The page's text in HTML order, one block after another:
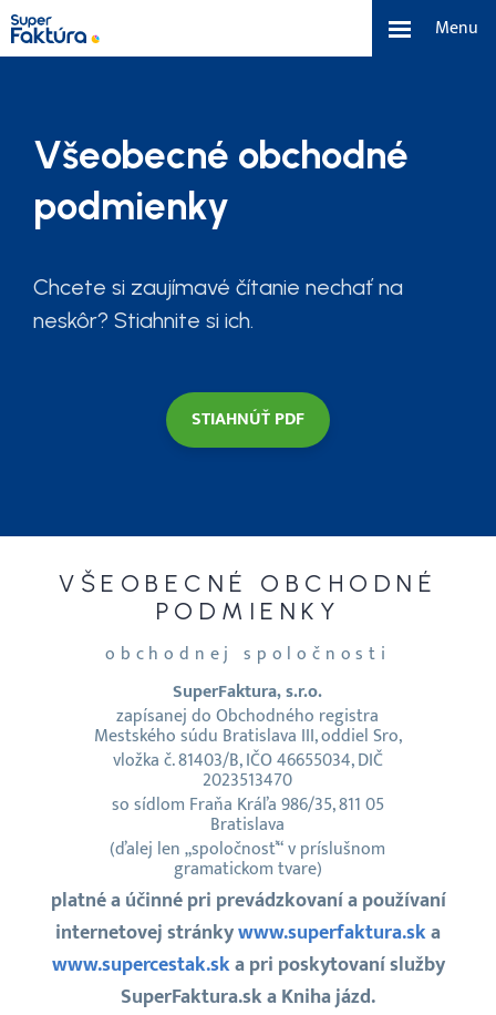
Menu
Funkcie
Benefity
Cenník
Slovenčina
Slovenčina
30 DNÍ ZADARMO
Všeobecné obchodné
podmienky
Chcete si zaujímavé čítanie nechať na
neskôr? Stiahnite si ich.
STIAHNÚŤ PDF
VŠEOBECNÉ OBCHODNÉ
PODMIENKY
obchodnej spoločnosti
SuperFaktura, s.r.o.
zapísanej do Obchodného registra
Mestského súdu Bratislava III, oddiel Sro,
vložka č. 81403/B, IČO 46655034, DIČ
2023513470
so sídlom Fraňa Kráľa 986/35, 811 05
Bratislava
(ďalej len „spoločnosť“ v príslušnom
gramatickom tvare)
platné a účinné pri prevádzkovaní a používaní
internetovej stránkywww.superfaktura.ska
www.supercestak.ska pri poskytovaní služby
SuperFaktura.sk a Kniha jázd.